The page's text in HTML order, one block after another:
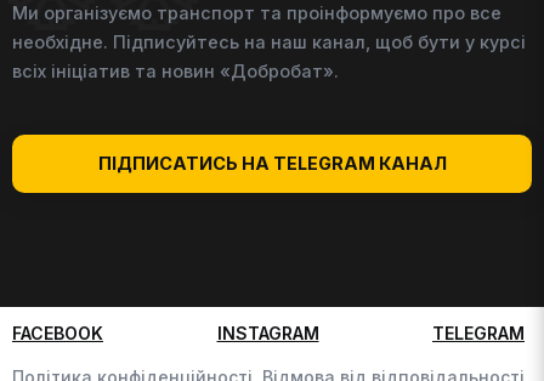
Ми організуємо транспорт та проінформуємо про все
необхідне. Підписуйтесь на наш канал, щоб бути у курсі
всіх ініціатив та новин «Добробат».
ПІДПИСАТИСЬ НА TELEGRAM КАНАЛ
FACEBOOK INSTAGRAM TELEGRAM
Політика конфіденційності, Відмова від відповідальності